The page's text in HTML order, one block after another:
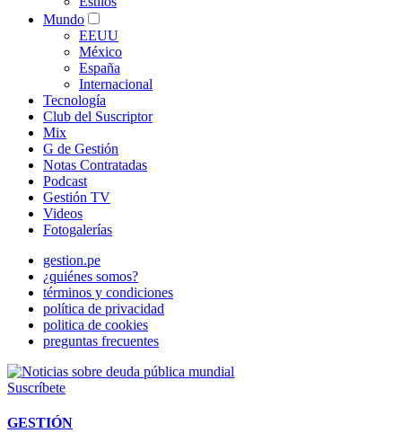
Mundo
EEUU
México
España
Internacional
Tecnología
Club del Suscriptor
Mix
G de Gestión
Notas Contratadas
Podcast
Gestión TV
Videos
Fotogalerías
gestion.pe
¿quiénes somos?
términos y condiciones
política de privacidad
politica de cookies
preguntas frecuentes
Suscríbete
GESTIÓN